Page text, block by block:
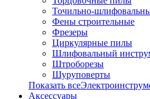
Точильно-
Фены строительные
Фрезеры
Циркулярные пилы
Шлифовальный
Штроборезы
Шуруповерты
Показать
Аксессуары